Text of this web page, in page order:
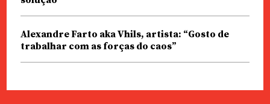
Alexandre Farto aka Vhils, artista: “Gosto de
trabalhar com as forças do caos”